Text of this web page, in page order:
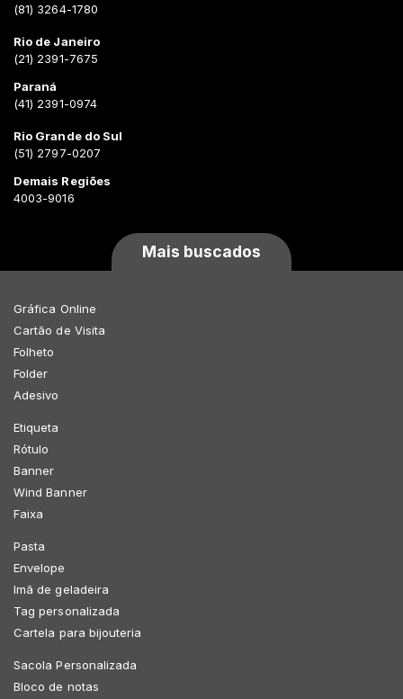
(81) 3264-1780
Rio de Janeiro
(21) 2391-7675
Paraná
(41) 2391-0974
Rio Grande do Sul
(51) 2797-0207
Demais Regiões
4003-9016
Mais buscados
Gráfica Online
Cartão de Visita
Folheto
Folder
Adesivo
Etiqueta
Rótulo
Banner
Wind Banner
Faixa
Pasta
Envelope
Imã de geladeira
Tag personalizada
Cartela para bijouteria
Sacola Personalizada
Bloco de notas